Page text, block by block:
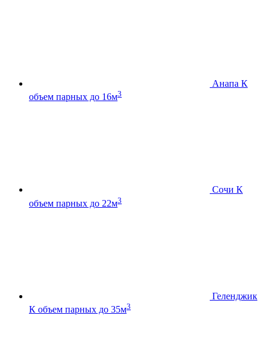
Анапа К
объем парных до 16м3
Сочи К
объем парных до 22м3
Геленджик
К объем парных до 35м3